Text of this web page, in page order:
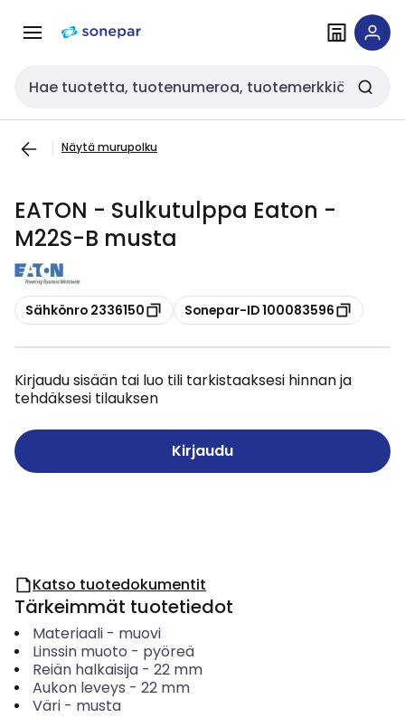
navigointiinsisältöön
Haku
Näytä murupolku
EATON - Sulkutulppa Eaton -
M22S-B musta
Kopioi
Sähkönro 2336150 Kopioi
Sonepar-ID 100083596
Kirjaudu sisään tai luo tili tarkistaaksesi hinnan ja
tehdäksesi tilauksen
Kirjaudu
Katso tuotedokumentit
Tärkeimmät tuotetiedot
Materiaali- muovi
Linssin muoto - pyöreä
Reiän halkaisija- 22 mm
Aukon leveys - 22 mm
Väri- musta